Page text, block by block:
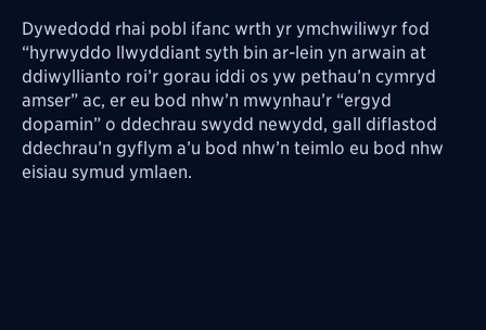
Dywedodd rhai pobl ifanc wrth yr ymchwiliwyr fod
“hyrwyddo llwyddiant syth bin ar-lein yn arwain at
ddiwyllianto roi’r gorau iddi os yw pethau’n cymryd
amser” ac, er eu bod nhw’n mwynhau’r “ergyd
dopamin” o ddechrau swydd newydd, gall diflastod
ddechrau’n gyflym a’u bod nhw’n teimlo eu bod nhw
eisiau symud ymlaen.